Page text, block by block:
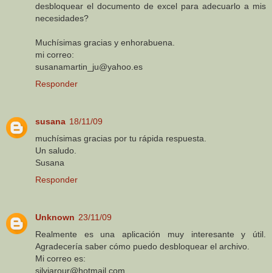
desbloquear el documento de excel para adecuarlo a mis
necesidades?
Muchísimas gracias y enhorabuena.
mi correo:
susanamartin_ju@yahoo.es
Responder
susana 18/11/09
muchísimas gracias por tu rápida respuesta.
Un saludo.
Susana
Responder
Unknown 23/11/09
Realmente es una aplicación muy interesante y útil.
Agradecería saber cómo puedo desbloquear el archivo.
Mi correo es:
silviarour@hotmail.com